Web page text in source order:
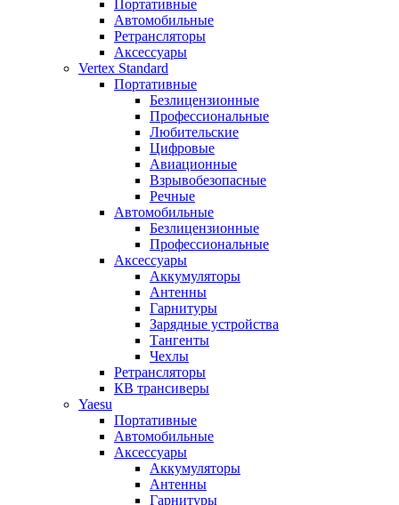
Портативные
Автомобильные
Ретрансляторы
Аксессуары
Vertex Standard
Портативные
Безлицензионные
Профессиональные
Любительские
Цифровые
Авиационные
Взрывобезопасные
Речные
Автомобильные
Безлицензионные
Профессиональные
Аксессуары
Аккумуляторы
Антенны
Гарнитуры
Зарядные устройства
Тангенты
Чехлы
Ретрансляторы
КВ трансиверы
Yaesu
Портативные
Автомобильные
Аксессуары
Аккумуляторы
Антенны
Гарнитуры